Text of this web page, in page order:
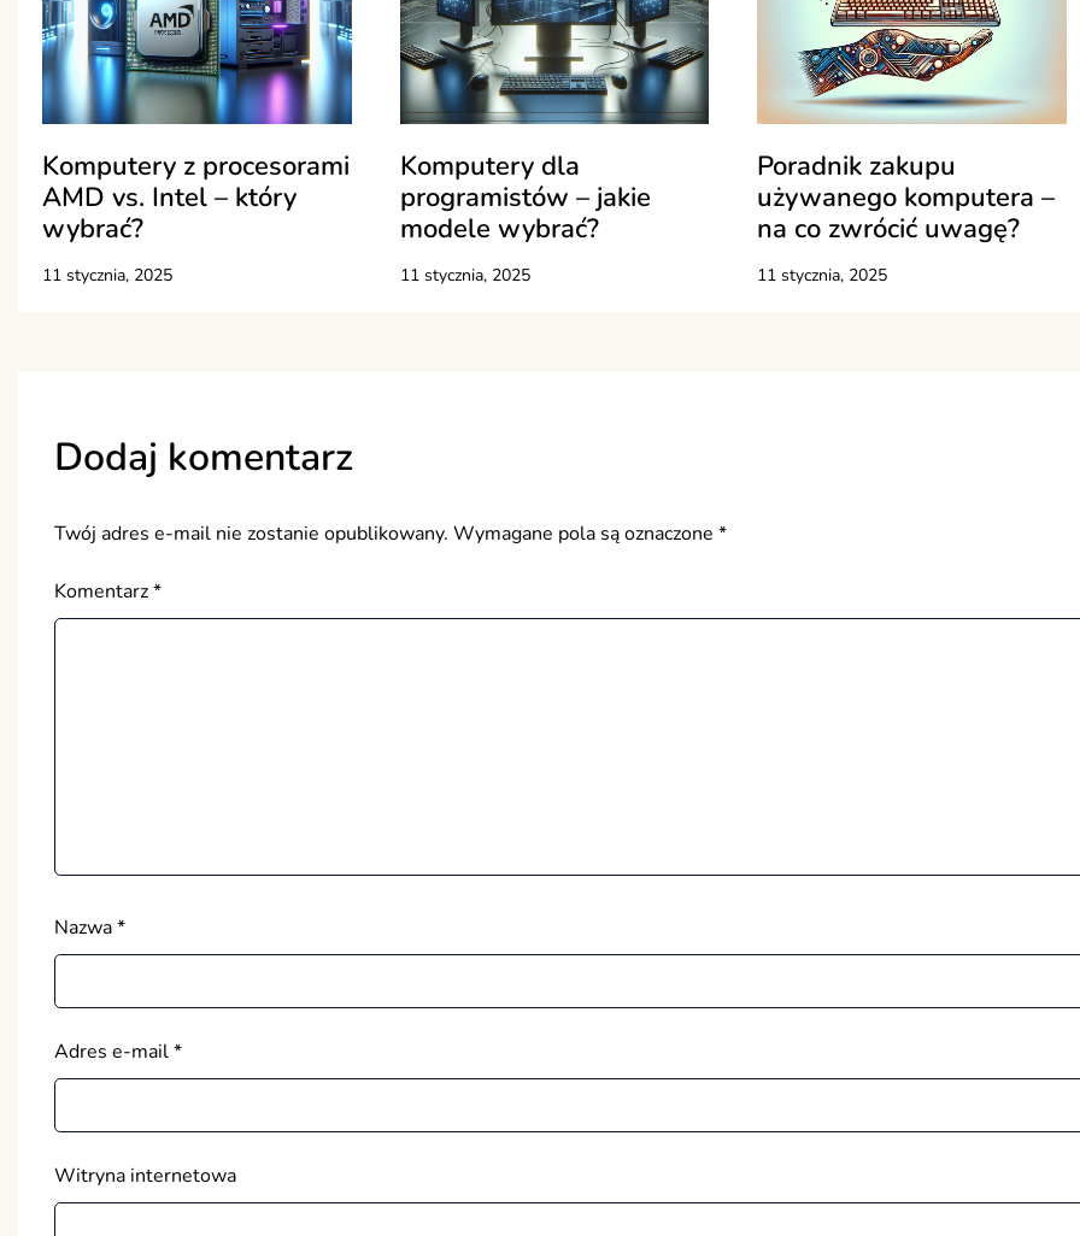
Komputery z procesorami
AMD vs. Intel – który
wybrać?
11 stycznia, 2025
Komputery dla
programistów – jakie
modele wybrać?
11 stycznia, 2025
Poradnik zakupu
używanego komputera –
na co zwrócić uwagę?
11 stycznia, 2025
Dodaj komentarz
Twój adres e-mail nie zostanie opublikowany. Wymagane pola są oznaczone *
Komentarz*
Nazwa*
Adres e-mail*
Witryna internetowa